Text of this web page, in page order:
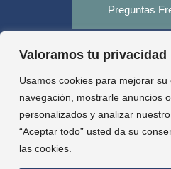
Valoramos tu privacidad
Usamos cookies para mejorar su
navegación, mostrarle anuncios
personalizados y analizar
“Aceptar todo” usted da su
las cookies.
Preguntas
Aula